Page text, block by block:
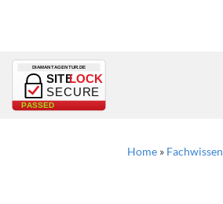
DIAMANTAGENTUR.DE
SITELOCK
SECURE
PASSED
Home » Fachwissen